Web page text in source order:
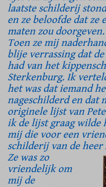
laatste schilderij
en ze beloofde dat ze
maten zou doorgeven.
Toen ze mij
blije verrassing dat
had van het
Sterkenburg. Ik
het was dat iemand
nageschilderd en dat
originele lijst van
ik de lijst graag wilde
mij die voor een
schilderij van de heer
Ze was zo
vriendelijk om
mij de